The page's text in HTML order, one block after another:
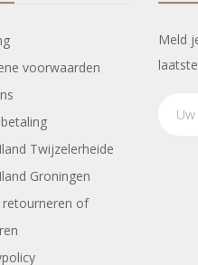
voorwaarden
Twijzelerheide
Groningen
retourneren of
Meld